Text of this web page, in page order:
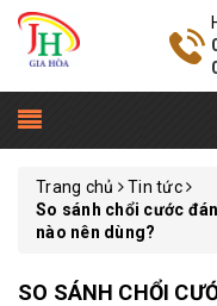
Trang chủ
Tin tức
So sánh chổi cước
nào nên dùng?
SO SÁNH CHỔI